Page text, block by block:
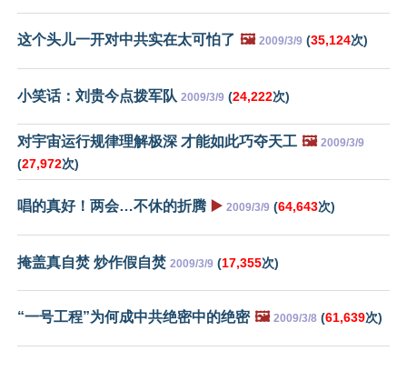
这个头儿一开对中共实在太可怕了 🖼️ 2009/3/9 (35,124次)
小笑话：刘贵今点拨军队 2009/3/9 (24,222次)
对宇宙运行规律理解极深 才能如此巧夺天工 🖼️ 2009/3/9
(27,972次)
唱的真好！两会…不休的折腾 ▶️ 2009/3/9 (64,643次)
掩盖真自焚 炒作假自焚 2009/3/9 (17,355次)
“一号工程”为何成中共绝密中的绝密 🖼️ 2009/3/8 (61,639次)